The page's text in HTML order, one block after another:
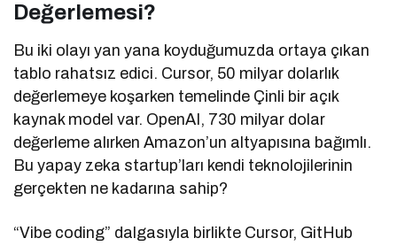
Değerlemesi?
Bu iki olayı yan yana koyduğumuzda ortaya çıkan
tablo rahatsız edici. Cursor, 50 milyar dolarlık
değerlemeye koşarken temelinde Çinli bir açık
kaynak model var. OpenAI, 730 milyar dolar
değerleme alırken Amazon’un altyapısına bağımlı.
Bu yapay zeka startup’ları kendi teknolojilerinin
gerçekten ne kadarına sahip?
“Vibe coding” dalgasıyla birlikte Cursor, GitHub